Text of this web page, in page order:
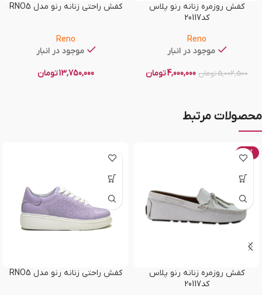
کفش روزمره زنانه رنو پلاس
کد20117
Reno
موجود در انبار
5,002,500تومان 4,000,000تومان
کفش راحتی زنانه رنو مدل RNO5
Reno
موجود در انبار
13,750,000تومان
محصولات مرتبط
-20%
کفش روزمره زنانه رنو پلاس
کد20117
کفش راحتی زنانه رنو مدل RNO5